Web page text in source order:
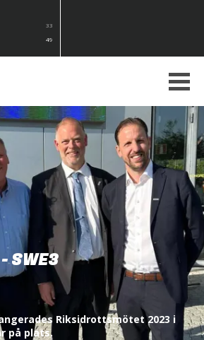
33
49
SWE3
Riksidrottsmötet 2023 i
på plats.